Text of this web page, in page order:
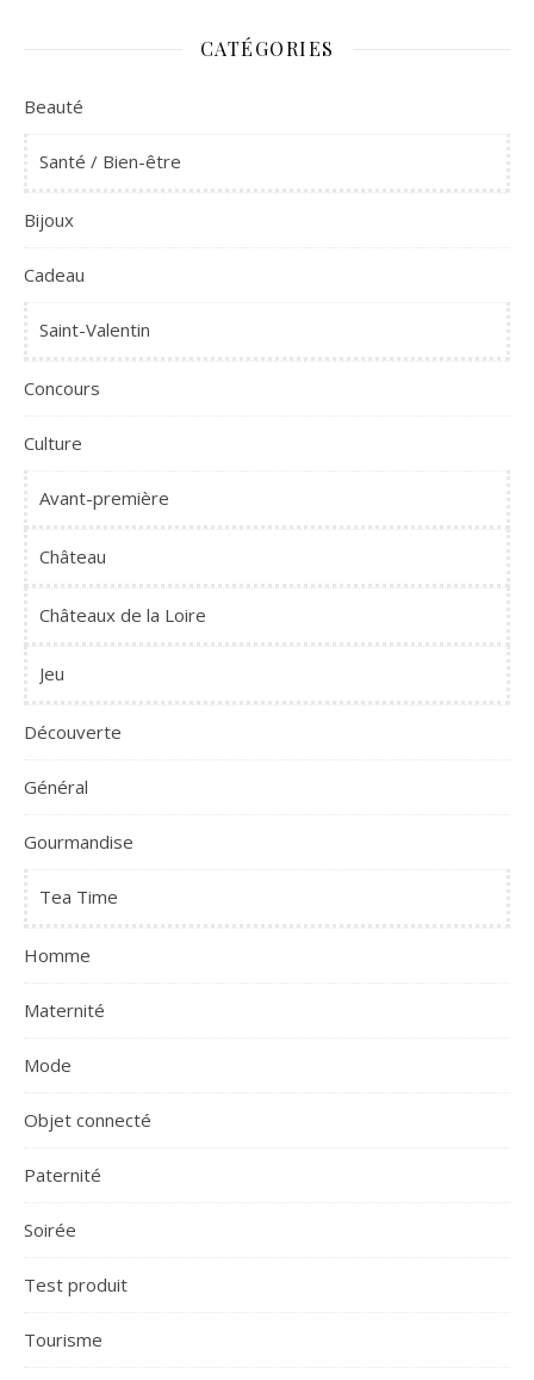
CATÉGORIES
Beauté
Santé / Bien-être
Bijoux
Cadeau
Saint-Valentin
Concours
Culture
Avant-première
Château
Châteaux de la Loire
Jeu
Découverte
Général
Gourmandise
Tea Time
Homme
Maternité
Mode
Objet connecté
Paternité
Soirée
Test produit
Tourisme